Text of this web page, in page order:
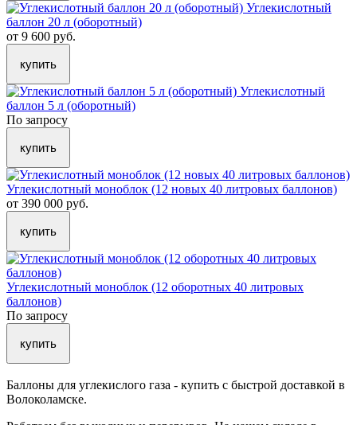
Углекислотный
баллон 20 л (оборотный)
от 9 600 руб.
купить
Углекислотный
баллон 5 л (оборотный)
По запросу
купить
Углекислотный моноблок (12 новых 40 литровых баллонов)
от 390 000 руб.
купить
Углекислотный моноблок (12 оборотных 40 литровых
баллонов)
По запросу
купить
Баллоны для углекислого газа - купить с быстрой доставкой в
Волоколамске.